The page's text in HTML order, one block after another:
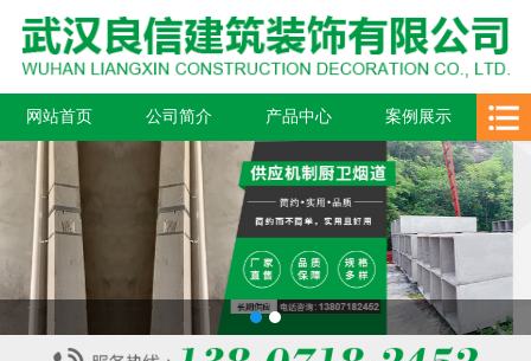
网站首页 公司简介 产品中心 案例展示
新闻中心 在线留言 联系我们
1 2